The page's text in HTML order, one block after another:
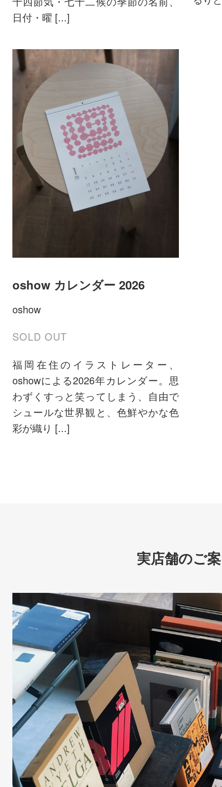
日付・曜 [...]
oshow カレンダー 2026
oshow
SOLD OUT
福岡在住のイラストレーター、
oshowによる2026年カレンダー。思
わずくすっと笑ってしまう、自由で
シュールな世界観と、色鮮やかな色
彩が織り [...]
実店舗のご